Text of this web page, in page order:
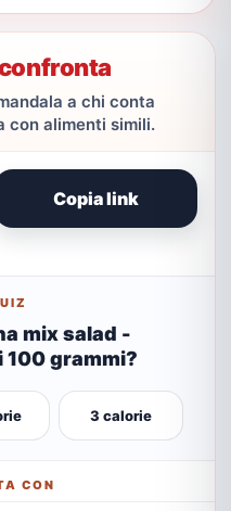
a chi conta
con alimenti simili.
Copia link
mix salad -
100 grammi?
3 calorie
CON